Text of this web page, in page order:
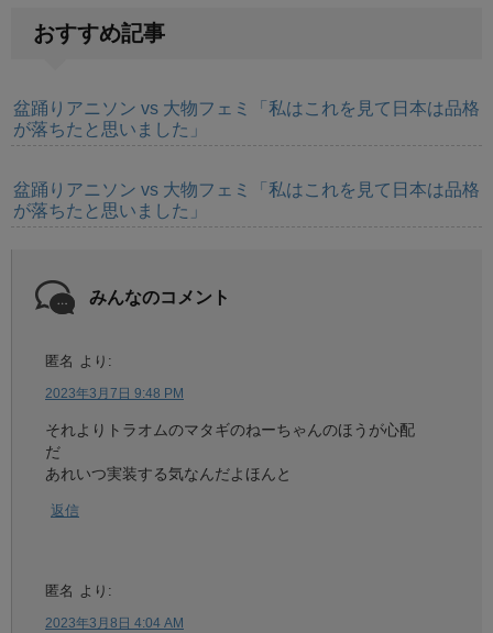
おすすめ記事
盆踊りアニソン vs 大物フェミ「私はこれを見て日本は品格
が落ちたと思いました」
盆踊りアニソン vs 大物フェミ「私はこれを見て日本は品格
が落ちたと思いました」
みんなのコメント
匿名 より:
2023年3月7日 9:48 PM
それよりトラオムのマタギのねーちゃんのほうが心配
だ
あれいつ実装する気なんだよほんと
返信
匿名 より:
2023年3月8日 4:04 AM